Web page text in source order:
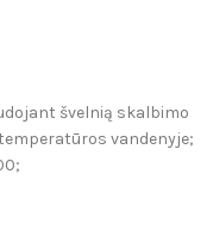
švelnią skalbimo
vandenyje;